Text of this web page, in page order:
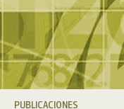
PUBLICACIONES